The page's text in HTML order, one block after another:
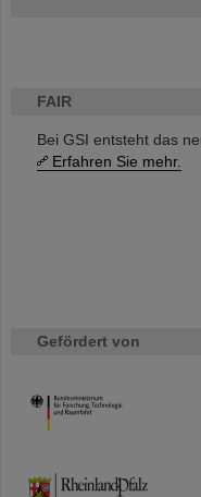
FAIR
Bei GSI entsteht das
Erfahren Sie mehr.
Gefördert von
HMWK
TMWWDG